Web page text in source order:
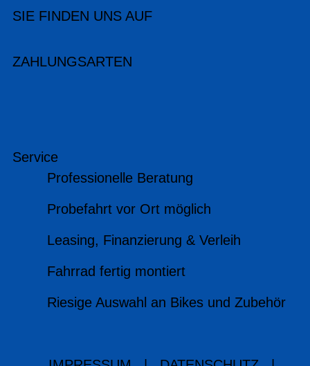
SIE FINDEN UNS AUF
ZAHLUNGSARTEN
Service
Professionelle Beratung
Probefahrt vor Ort möglich
Leasing, Finanzierung & Verleih
Fahrrad fertig montiert
Riesige Auswahl an Bikes und Zubehör